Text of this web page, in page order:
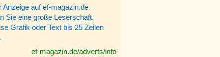
Anzeige auf ef-magazin.de
Sie eine große Leserschaft.
Grafik oder Text bis 25 Zeilen
ef-magazin.de/adverts/info